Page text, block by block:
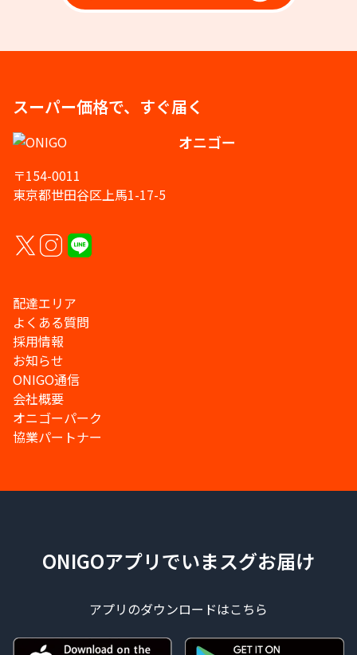
スーパー価格で、すぐ届く
オニゴー
〒154-0011
東京都世田谷区上馬1-17-5
配達エリア
よくある質問
採用情報
お知らせ
ONIGO通信
会社概要
オニゴーパーク
協業パートナー
ONIGOアプリでいまスグお届け
アプリのダウンロードはこちら